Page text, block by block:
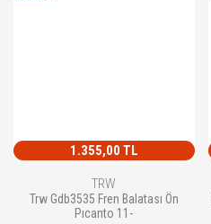
1.355,00 TL
TRW
Trw Gdb3535 Fren Balatası Ön
Pıcanto 11-